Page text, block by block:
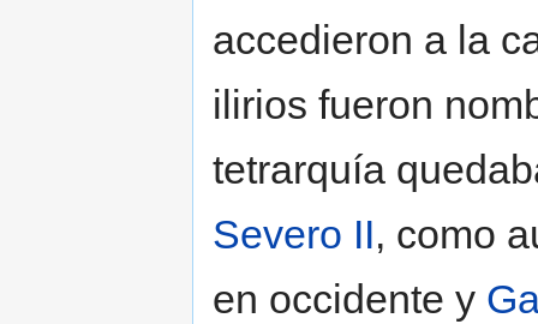
accedieron a la
ilirios fueron
tetrarquía
Severo II, como
en occidente y